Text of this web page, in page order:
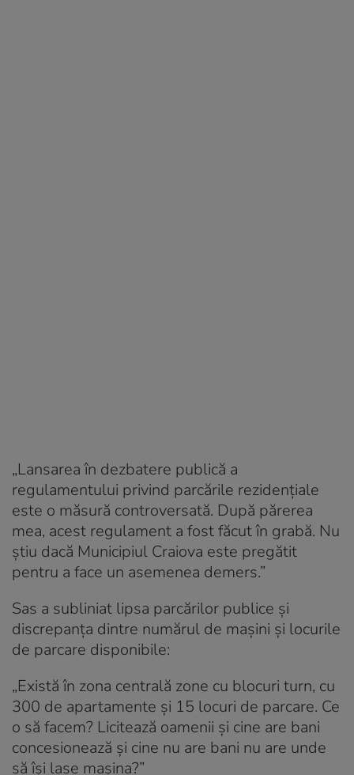
„Lansarea în dezbatere publică a
regulamentului privind parcările rezidențiale
este o măsură controversată. După părerea
mea, acest regulament a fost făcut în grabă. Nu
știu dacă Municipiul Craiova este pregătit
pentru a face un asemenea demers.”
Sas a subliniat lipsa parcărilor publice și
discrepanța dintre numărul de mașini și locurile
de parcare disponibile:
„Există în zona centrală zone cu blocuri turn, cu
300 de apartamente și 15 locuri de parcare. Ce
o să facem? Licitează oamenii și cine are bani
concesionează și cine nu are bani nu are unde
să își lase mașina?”